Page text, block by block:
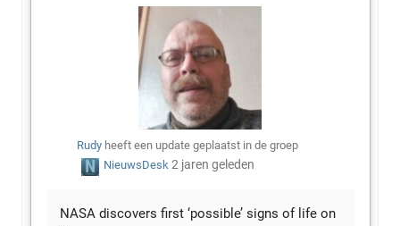
Rudy heeft een update geplaatst in de groep
NieuwsDesk 2 jaren geleden
NASA discovers first ‘possible’ signs of life on